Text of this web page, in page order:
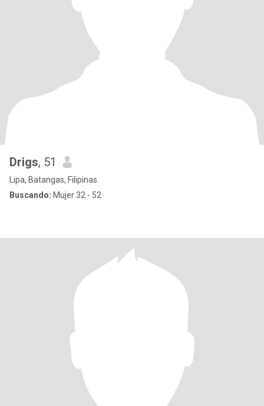
Drigs, 51
Lipa, Batangas, Filipinas
Buscando: Mujer 32 - 52